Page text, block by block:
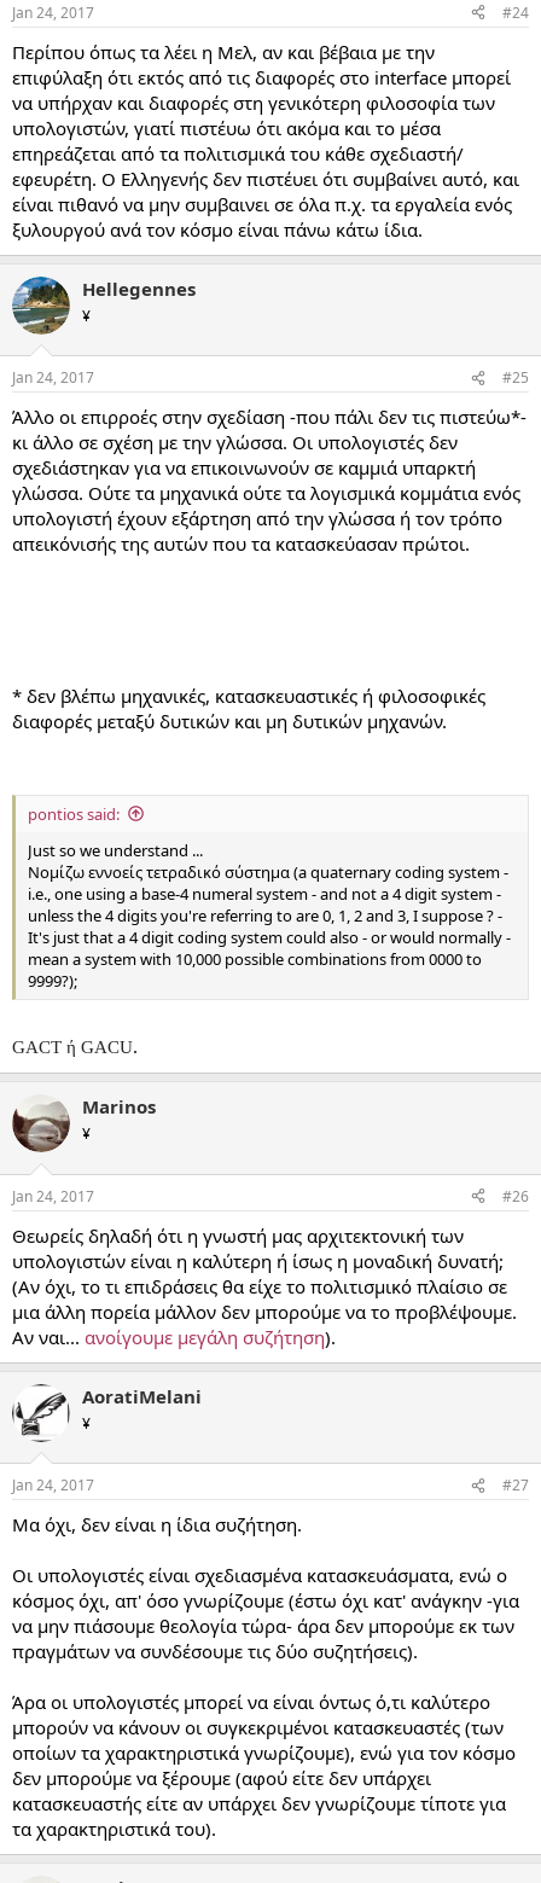
Jan 24, 2017 #24
Περίπου όπως τα λέει η Μελ, αν και βέβαια με την
επιφύλαξη ότι εκτός από τις διαφορές στο interface μπορεί
να υπήρχαν και διαφορές στη γενικότερη φιλοσοφία των
υπολογιστών, γιατί πιστέυω ότι ακόμα και το μέσα
επηρεάζεται από τα πολιτισμικά του κάθε σχεδιαστή/
εφευρέτη. Ο Ελληγενής δεν πιστέυει ότι συμβαίνει αυτό, και
είναι πιθανό να μην συμβαινει σε όλα π.χ. τα εργαλεία ενός
ξυλουργού ανά τον κόσμο είναι πάνω κάτω ίδια.
Hellegennes
¥
Jan 24, 2017 #25
Άλλο οι επιρροές στην σχεδίαση -που πάλι δεν τις πιστεύω*-
κι άλλο σε σχέση με την γλώσσα. Οι υπολογιστές δεν
σχεδιάστηκαν για να επικοινωνούν σε καμμιά υπαρκτή
γλώσσα. Ούτε τα μηχανικά ούτε τα λογισμικά κομμάτια ενός
υπολογιστή έχουν εξάρτηση από την γλώσσα ή τον τρόπο
απεικόνισής της αυτών που τα κατασκεύασαν πρώτοι.
* δεν βλέπω μηχανικές, κατασκευαστικές ή φιλοσοφικές
διαφορές μεταξύ δυτικών και μη δυτικών μηχανών.
pontios said:
Just so we understand ...
Νομίζω εννοείς τετραδικό σύστημα (a quaternary coding system -
i.e., one using a base-4 numeral system - and not a 4 digit system -
unless the 4 digits you're referring to are 0, 1, 2 and 3, I suppose ? -
It's just that a 4 digit coding system could also - or would normally -
mean a system with 10,000 possible combinations from 0000 to
9999?);
GACT ή GACU.
Marinos
¥
Jan 24, 2017 #26
Θεωρείς δηλαδή ότι η γνωστή μας αρχιτεκτονική των
υπολογιστών είναι η καλύτερη ή ίσως η μοναδική δυνατή;
(Αν όχι, το τι επιδράσεις θα είχε το πολιτισμικό πλαίσιο σε
μια άλλη πορεία μάλλον δεν μπορούμε να το προβλέψουμε.
Αν ναι... ανοίγουμε μεγάλη συζήτηση).
AoratiMelani
¥
Jan 24, 2017 #27
Μα όχι, δεν είναι η ίδια συζήτηση.
Οι υπολογιστές είναι σχεδιασμένα κατασκευάσματα, ενώ ο
κόσμος όχι, απ' όσο γνωρίζουμε (έστω όχι κατ' ανάγκην -για
να μην πιάσουμε θεολογία τώρα- άρα δεν μπορούμε εκ των
πραγμάτων να συνδέσουμε τις δύο συζητήσεις).
Άρα οι υπολογιστές μπορεί να είναι όντως ό,τι καλύτερο
μπορούν να κάνουν οι συγκεκριμένοι κατασκευαστές (των
οποίων τα χαρακτηριστικά γνωρίζουμε), ενώ για τον κόσμο
δεν μπορούμε να ξέρουμε (αφού είτε δεν υπάρχει
κατασκευαστής είτε αν υπάρχει δεν γνωρίζουμε τίποτε για
τα χαρακτηριστικά του).